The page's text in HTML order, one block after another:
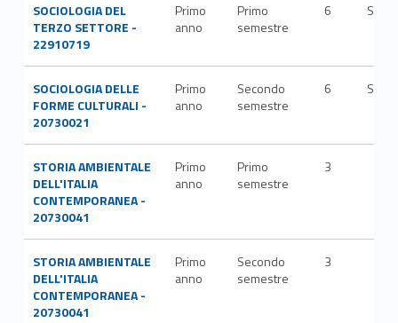
SOCIOLOGIA DEL
TERZO SETTORE -
22910719
Primo
anno
Primo
semestre
6 SPS/
SOCIOLOGIA DELLE
FORME CULTURALI -
20730021
Primo
anno
Secondo
semestre
6 SPS/
STORIA AMBIENTALE
DELL'ITALIA
CONTEMPORANEA -
20730041
Primo
anno
Primo
semestre
3
STORIA AMBIENTALE
DELL'ITALIA
CONTEMPORANEA -
20730041
Primo
anno
Secondo
semestre
3